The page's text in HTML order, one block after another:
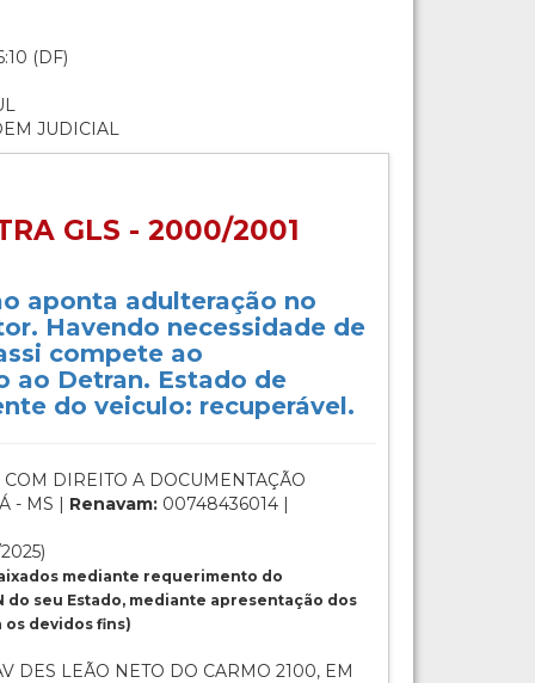
(DF)
JUDICIAL
GLS - 2000/2001
aponta adulteração no
Havendo necessidade de
compete ao
ao Detran. Estado de
do veiculo: recuperável.
DIREITO A DOCUMENTAÇÃO
- MS | Renavam: 00748436014 |
mediante requerimento do
do seu Estado, mediante apresentação dos
devidos fins)
DES LEÃO NETO DO CARMO 2100, EM